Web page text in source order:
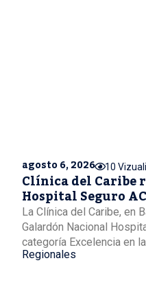
agosto 6, 2026 10
Clínica del Caribe
Hospital Seguro
La Clínica del Caribe, en
Galardón Nacional
categoría Excelencia en la...
Regionales